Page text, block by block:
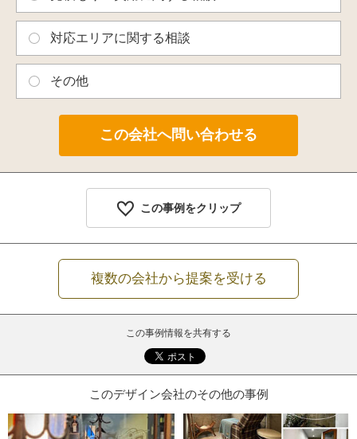
対応エリアに関する相談
その他
この事例をクリップ
複数の会社から提案を受ける
この事例情報を共有する
このデザイン会社のその他の事例